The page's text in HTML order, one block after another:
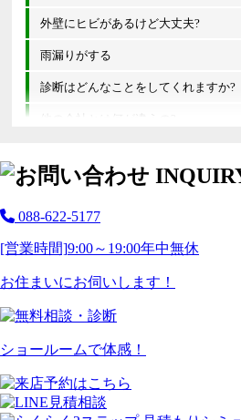
外壁にヒビがあるけど大丈夫?
雨漏りがする
診断はどんなことをしてくれますか?
他の会社とは何が違うの?
088-622-5177
[営業時間]9:00～19:00年中無休
お住まいにお伺いします！
ショールームで体感！